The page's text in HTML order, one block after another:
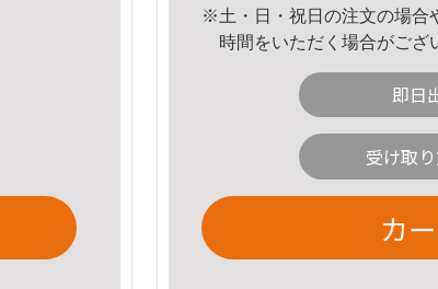
※土・日・祝日の注文の場合
時間をいただく場合がござ
即日
受け取
カ